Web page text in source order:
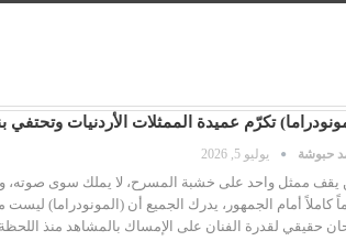
تكرّم عميدة الممثلات الأردنيات
حبوشة يوليو 5, 2026
يقف ممثل واحد على خشبة المسرح، لا يملك سوى صوته،
كاملاً أمام الجمهور، يدرك الجميع أن (المونودراما)
حقيقي لقدرة الفنان على الإمساك بالمشاهد منذ